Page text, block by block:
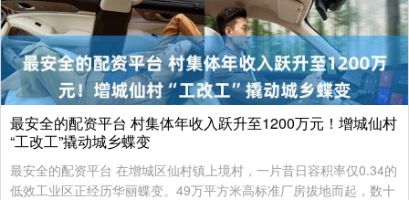
最安全的配资平台 村集体年收入跃升至1200万元！增城仙村
“工改工”撬动城乡蝶变
最安全的配资平台 在增城区仙村镇上境村，一片昔日容积率仅0.34的
低效工业区正经历华丽蝶变。49万平方米高标准厂房拔地而起，数十